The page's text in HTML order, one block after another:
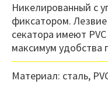
Никелированный с
фиксатором.
секатора имеют
максимум удобства
Материал: сталь,